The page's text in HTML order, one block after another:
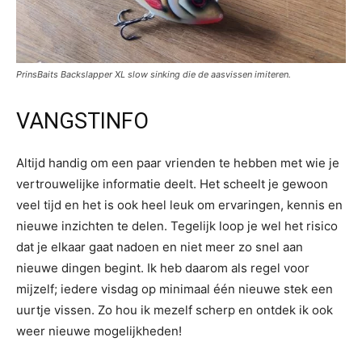
PrinsBaits Backslapper XL slow sinking die de aasvissen imiteren.
VANGSTINFO
Altijd handig om een paar vrienden te hebben met wie je
vertrouwelijke informatie deelt. Het scheelt je gewoon
veel tijd en het is ook heel leuk om ervaringen, kennis en
nieuwe inzichten te delen. Tegelijk loop je wel het risico
dat je elkaar gaat nadoen en niet meer zo snel aan
nieuwe dingen begint. Ik heb daarom als regel voor
mijzelf; iedere visdag op minimaal één nieuwe stek een
uurtje vissen. Zo hou ik mezelf scherp en ontdek ik ook
weer nieuwe mogelijkheden!